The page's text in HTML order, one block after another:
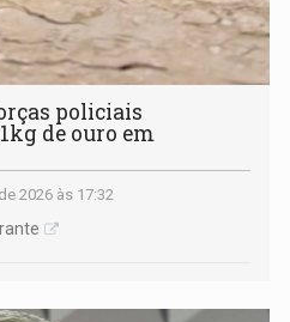
policiais
de ouro em
2026 às 17:32